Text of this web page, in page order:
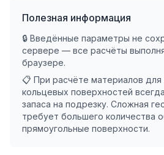
Полезная информация
🔒 Введённые параметры не
сервере — все расчёты
браузере.
📋 При расчёте материалов для
кольцевых поверхностей
запаса на подрезку. Сложная
требует большего количества
прямоугольные поверхности.